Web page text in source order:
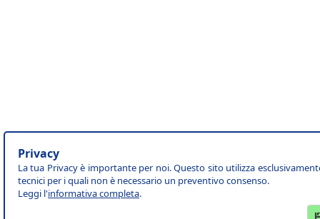
Privacy
La tua Privacy è importante per noi. Questo sito utilizza
tecnici per i quali non è necessario un preventivo consenso.
Leggi l'informativa completa.